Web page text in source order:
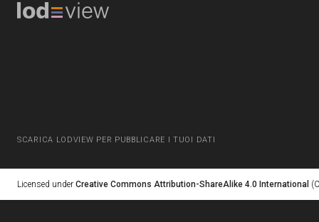
SCARICA LODVIEW PER PUBBLICARE I TUOI DATI
Licensed under Creative Commons Attribution-ShareAlike 4.0 International